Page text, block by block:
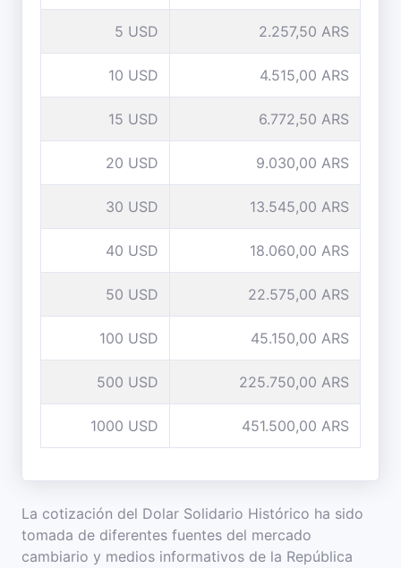
5 USD 2.257,50 ARS
10 USD 4.515,00 ARS
15 USD 6.772,50 ARS
20 USD 9.030,00 ARS
30 USD 13.545,00 ARS
40 USD 18.060,00 ARS
50 USD 22.575,00 ARS
100 USD 45.150,00 ARS
500 USD 225.750,00 ARS
1000 USD 451.500,00 ARS
La cotización del Dolar Solidario Histórico ha sido
tomada de diferentes fuentes del mercado
cambiario y medios informativos de la República